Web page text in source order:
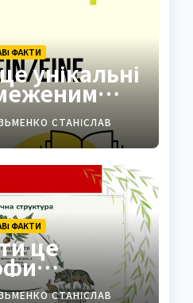
ФАКТИ
унікальні
СТАНІСЛАВ
ФАКТИ
це
СТАНІСЛАВ